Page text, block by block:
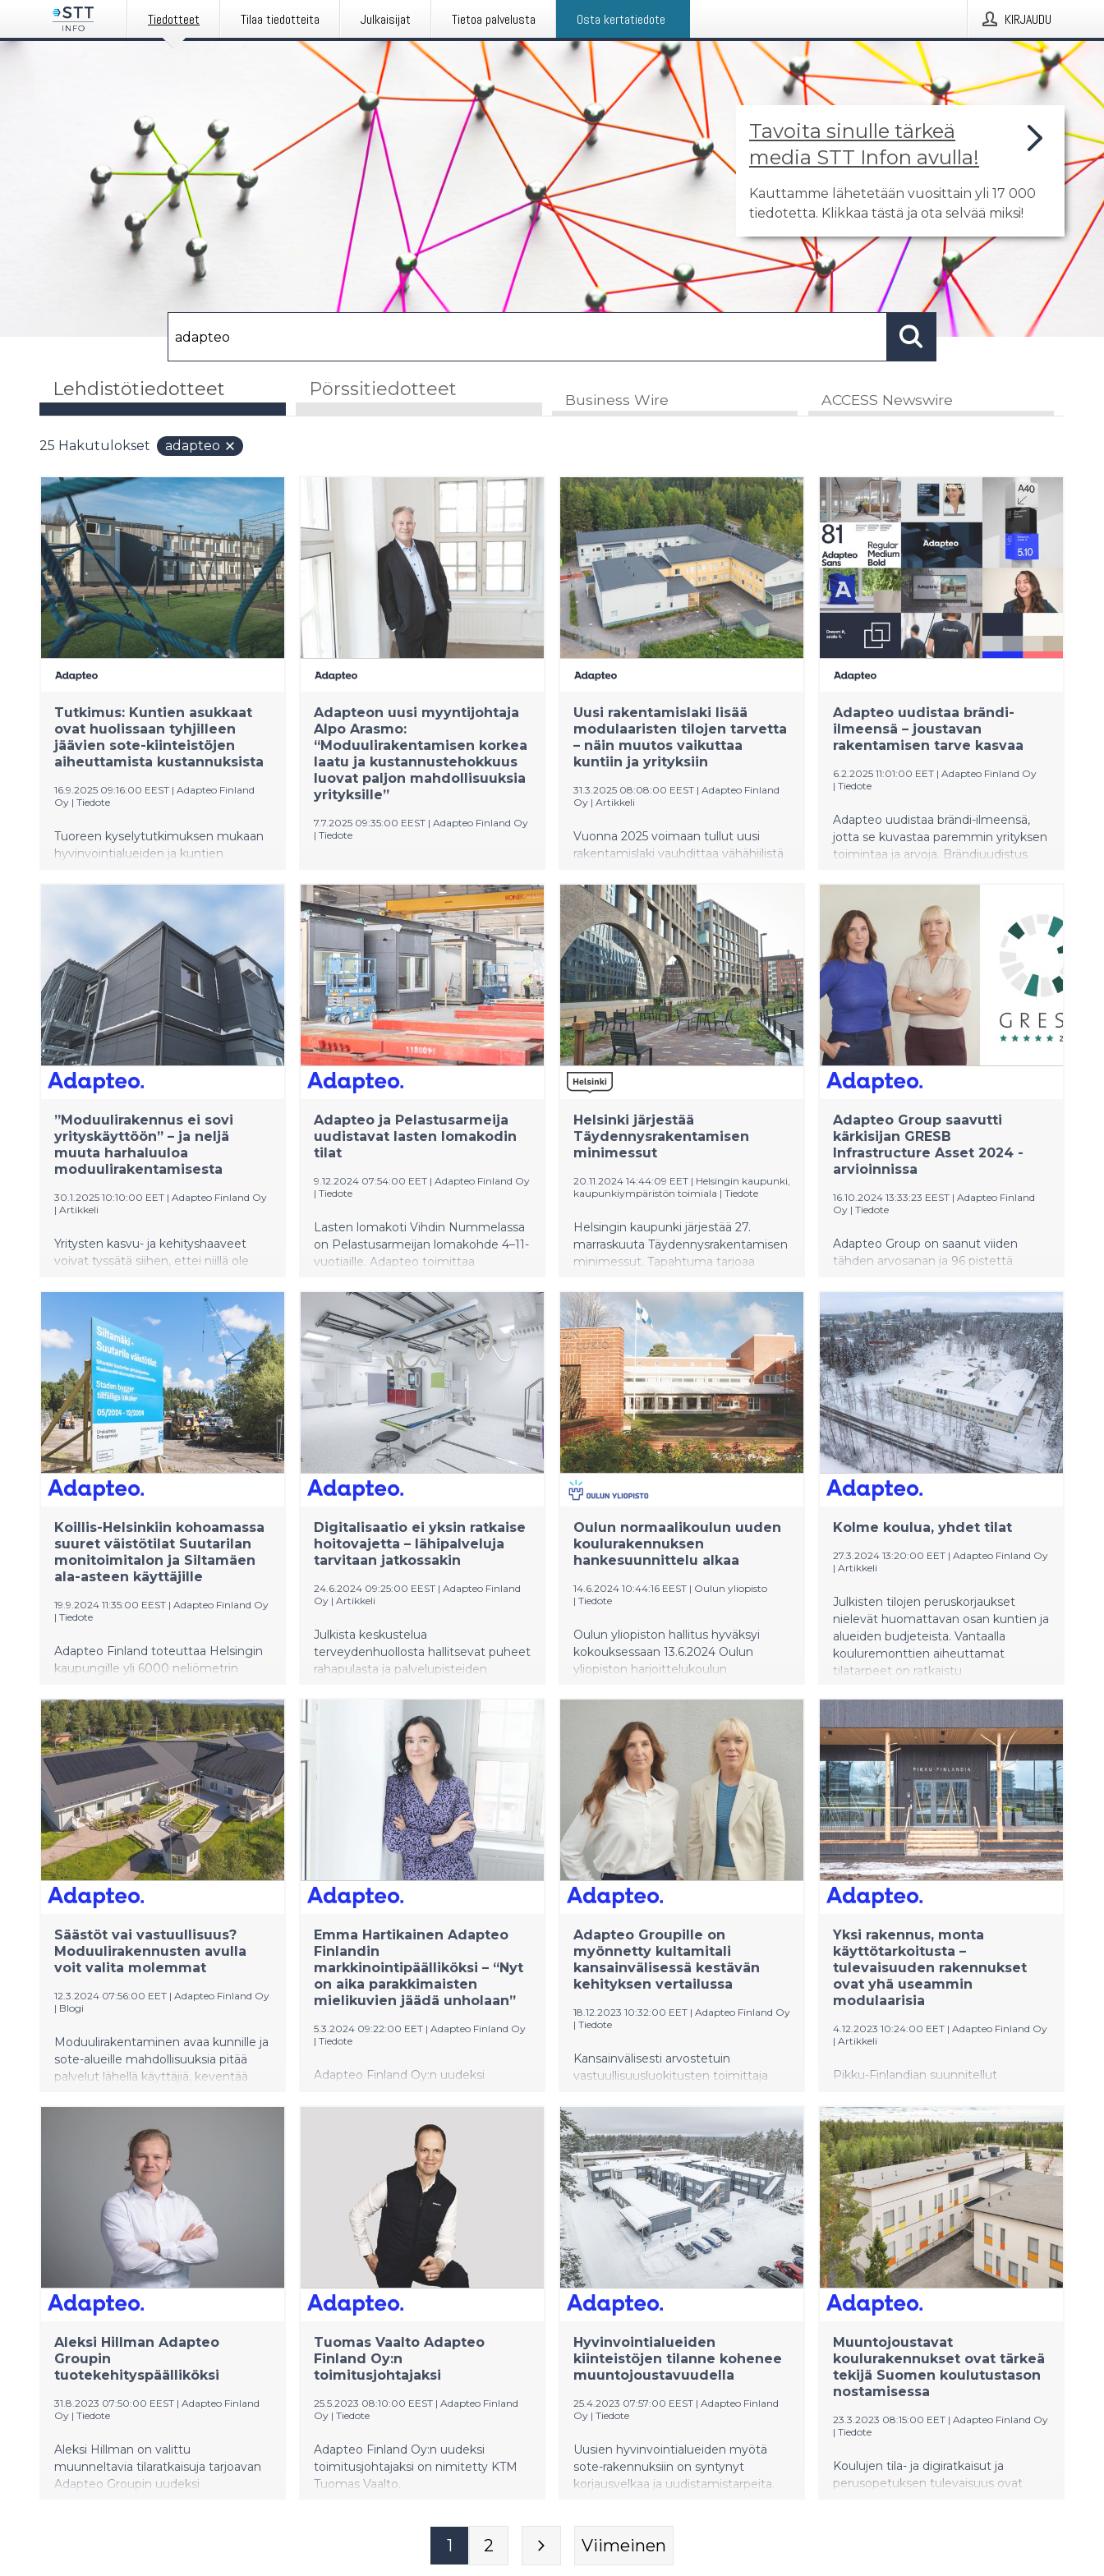
Tiedotteet Tilaa tiedotteita Julkaisijat Tietoa palvelusta Osta kertatiedote KIRJAUDU
Tavoita sinulle tärkeä
media STT Infon avulla!
Kauttamme lähetetään vuosittain yli 17 000
tiedotetta. Klikkaa tästä ja ota selvää miksi!
Lehdistötiedotteet Pörssitiedotteet Business Wire ACCESS Newswire
25 Hakutulokset adapteo
Tutkimus: Kuntien asukkaat
ovat huolissaan tyhjilleen
jäävien sote-kiinteistöjen
aiheuttamista kustannuksista
16.9.2025 09:16:00 EEST | Adapteo Finland
Oy | Tiedote
Tuoreen kyselytutkimuksen mukaan
hyvinvointialueiden ja kuntien
palveluverkoston supistuvan, mikä
johtaa sote-kiinteistöjen irtisanomisiin.
Tyhjien kiinteistöjen aiheuttamat
kulut huolestuttavat myös kuntien
asukkaita. Enemmistö heistä (58 %)
pitää muunneltavia ja siirrettäviä tiloja
hyvänä keinona vähentää kuntien
taloudellisia riskejä.
Adapteon uusi myyntijohtaja
Alpo Arasmo:
“Moduulirakentamisen korkea
laatu ja kustannustehokkuus
luovat paljon mahdollisuuksia
yrityksille”
7.7.2025 09:35:00 EEST | Adapteo Finland Oy
| Tiedote
myyntijohtajaksi on nimitetty Alpo
Arasmo.
Uusi rakentamislaki lisää
modulaaristen tilojen tarvetta
– näin muutos vaikuttaa
kuntiin ja yrityksiin
31.3.2025 08:08:00 EEST | Adapteo Finland
Oy | Artikkeli
Vuonna 2025 voimaan tullut uusi
rakentamislaki vauhdittaa vähähiilistä
tilaratkaisujen toteuttamista.
Muutokset näkyvät erityisesti kuntien
ja yritysten tilahankinnoissa, ja vuoden
2026 alussa vaatimukset tiukkenevat
entisestään.
Adapteo uudistaa brändi-
ilmeensä – joustavan
rakentamisen tarve kasvaa
6.2.2025 11:01:00 EET | Adapteo Finland Oy
| Tiedote
Adapteo uudistaa brändi-ilmeensä,
jotta se kuvastaa paremmin yrityksen
toimintaa ja arvoja. Brändiuudistus
johtavana joustavien ja
kiertotalouteen perustuvien
tilaratkaisujen tarjoajana.
”Moduulirakennus ei sovi
yrityskäyttöön” – ja neljä
muuta harhaluuloa
moduulirakentamisesta
30.1.2025 10:10:00 EET | Adapteo Finland Oy
| Artikkeli
Yritysten kasvu- ja kehityshaaveet
voivat tyssätä siihen, ettei niillä ole
vaatimiin mittaviin investointeihin.
Modulaariset tilat ovat yrityksille
joustava vaihtoehto, kun ne haluavat
skaalata toimintaansa nopeasti.
Moduulirakennuksiin liittyy kuitenkin
monia uskomuksia, jotka voivat
jarruttaa niiden käyttöä. Tarkastellaan
niistä muutamaa.
Adapteo ja Pelastusarmeija
uudistavat lasten lomakodin
tilat
9.12.2024 07:54:00 EET | Adapteo Finland Oy
| Tiedote
Lasten lomakoti Vihdin Nummelassa
on Pelastusarmeijan lomakohde 4–11-
vuotiaille. Adapteo toimittaa
tilat, jotka otetaan käyttöön jo kesällä
2025.
Helsinki järjestää
Täydennysrakentamisen
minimessut
20.11.2024 14:44:09 EET | Helsingin kaupunki,
kaupunkiympäristön toimiala | Tiedote
Helsingin kaupunki järjestää 27.
marraskuuta Täydennysrakentamisen
minimessut. Tapahtuma tarjoaa
mahdollisuuksia taloyhtiöiden
päättäjille, kiinteistönomistajille ja
isännöitsijöille.
Adapteo Group saavutti
kärkisijan GRESB
Infrastructure Asset 2024 -
arvioinnissa
16.10.2024 13:33:23 EEST | Adapteo Finland
Oy | Tiedote
Adapteo Group on saanut viiden
tähden arvosanan ja 96 pistettä
arvioinnissa. Yhtiö sijoittui
ensimmäiselle sijalle Pohjois-
Euroopan sosiaalisen infrastruktuurin
kategoriassa.
Koillis-Helsinkiin kohoamassa
suuret väistötilat Suutarilan
monitoimitalon ja Siltamäen
ala-asteen käyttäjille
19.9.2024 11:35:00 EEST | Adapteo Finland Oy
| Tiedote
Adapteo Finland toteuttaa Helsingin
kaupungille yli 6000 neliömetrin
palvelemaan Suutarilan
monitoimitalon ja Siltamäen ala-
asteen käyttäjiä. Työt aloitettiin
kesällä, ja tilat valmistuvat joulukuun
Digitalisaatio ei yksin ratkaise
hoitovajetta – lähipalveluja
tarvitaan jatkossakin
24.6.2024 09:25:00 EEST | Adapteo Finland
Oy | Artikkeli
Julkista keskustelua
terveydenhuollosta hallitsevat puheet
rahapulasta ja palvelupisteiden
digitaalisia palveluja, mutta myös
joustavammat tilaratkaisut voivat
auttaa pitämään terveyspalvelut
lähellä käyttäjiä.
Oulun normaalikoulun uuden
koulurakennuksen
hankesuunnittelu alkaa
14.6.2024 10:44:16 EEST | Oulun yliopisto
| Tiedote
Oulun yliopiston hallitus hyväksyi
kokouksessaan 13.6.2024 Oulun
yliopiston harjoittelukoulun
hankesuunnittelun aloittamisen
Suomen Yliopistokiinteistöjen (SYK)
kanssa. SYK, jolta Oulun yliopisto
vuokraa Oulun normaalikoulun tiloja,
arvioi, että uusi 600 oppilaan
peruskoulu voisi valmistua käyttöön
vuonna 2028.
Kolme koulua, yhdet tilat
27.3.2024 13:20:00 EET | Adapteo Finland Oy
| Artikkeli
Julkisten tilojen peruskorjaukset
nielevät huomattavan osan kuntien ja
alueiden budjeteista. Vantaalla
kouluremonttien aiheuttamat
tilatarpeet on ratkaistu
modulaarista väistötilaa monen eri
koulun tarpeisiin.
Säästöt vai vastuullisuus?
Moduulirakennusten avulla
voit valita molemmat
12.3.2024 07:56:00 EET | Adapteo Finland Oy
| Blogi
Moduulirakentaminen avaa kunnille ja
sote-alueille mahdollisuuksia pitää
palvelut lähellä käyttäjiä, keventää
ja tukea samalla Suomen
ilmastopolitiikkaa.
Emma Hartikainen Adapteo
Finlandin
markkinointipäälliköksi – “Nyt
on aika parakkimaisten
mielikuvien jäädä unholaan”
5.3.2024 09:22:00 EET | Adapteo Finland Oy
| Tiedote
Adapteo Finland Oy:n uudeksi
Emma Hartikainen.
Adapteo Groupille on
myönnetty kultamitali
kansainvälisessä kestävän
kehityksen vertailussa
18.12.2023 10:32:00 EET | Adapteo Finland Oy
| Tiedote
Kansainvälisesti arvostetuin
vastuullisuusluokitusten toimittaja
kultamitalin tunnustuksena
sitoutumisesta ja erinomaisesta
suorituksesta. Adapteo kuuluu nyt
kaikista EcoVadisin
maailmanlaajuisesti arvioimista
yrityksistä parhaiten menestyneen 5
prosentin joukkoon.
Yksi rakennus, monta
käyttötarkoitusta –
tulevaisuuden rakennukset
ovat yhä useammin
modulaarisia
4.12.2023 10:24:00 EET | Adapteo Finland Oy
| Artikkeli
Pikku-Finlandian suunnitellut
moduulirakennuksia polkuna takaisin
kestävämpään rakentamiseen.
Aleksi Hillman Adapteo
Groupin
tuotekehityspäälliköksi
31.8.2023 07:50:00 EEST | Adapteo Finland
Oy | Tiedote
Aleksi Hillman on valittu
muunneltavia tilaratkaisuja tarjoavan
Adapteo Groupin uudeksi
Tuomas Vaalto Adapteo
Finland Oy:n
toimitusjohtajaksi
25.5.2023 08:10:00 EEST | Adapteo Finland
Oy | Tiedote
Adapteo Finland Oy:n uudeksi
toimitusjohtajaksi on nimitetty KTM
Tuomas Vaalto.
Hyvinvointialueiden
kiinteistöjen tilanne kohenee
muuntojoustavuudella
25.4.2023 07:57:00 EEST | Adapteo Finland
Oy | Tiedote
Uusien hyvinvointialueiden myötä
sote-rakennuksiin on syntynyt
korjausvelkaa ja uudistamistarpeita.
Nyt ratkaisuksi on tullut
muuntojoustavuus.
Muuntojoustavat
koulurakennukset ovat tärkeä
tekijä Suomen koulutustason
nostamisessa
23.3.2023 08:15:00 EET | Adapteo Finland Oy
| Tiedote
Koulujen tila- ja digiratkaisut ja
perusopetuksen tulevaisuus ovat
1 2 Viimeinen